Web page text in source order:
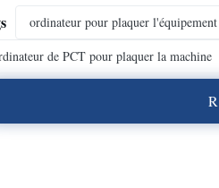
ordinateur pour plaquer l'équipement
de PCT pour plaquer la machine
R